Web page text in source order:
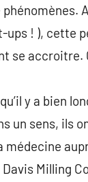
! ), cette
se accroitre.
y a bien
un sens,
médecine
Davis Milling